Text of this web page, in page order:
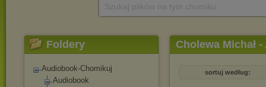
Foldery
Audiobook-Chomikuj
Audiobook
Cholewa Michał
sortuj według: